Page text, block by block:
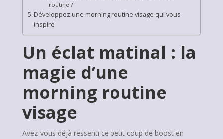
routine ?
Développez une morning routine visage qui vous
inspire
Un éclat matinal : la
magie d’une
morning routine
visage
Avez-vous déjà ressenti ce petit coup de boost en